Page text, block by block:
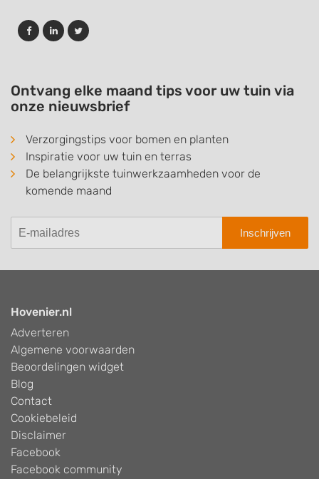
Ontvang elke maand tips voor uw tuin via
onze nieuwsbrief
Verzorgingstips voor bomen en planten
Inspiratie voor uw tuin en terras
De belangrijkste tuinwerkzaamheden voor de
komende maand
Inschrijven
Hovenier.nl
Adverteren
Algemene voorwaarden
Beoordelingen widget
Blog
Contact
Cookiebeleid
Disclaimer
Facebook
Facebook community